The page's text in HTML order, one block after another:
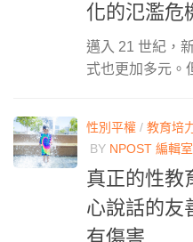
化的氾濫危
邁入 21 世紀，
式也更加多元。
性別平權 / 教育培
BY NPOST 編輯室
真正的性教
心說話的友
有傷害